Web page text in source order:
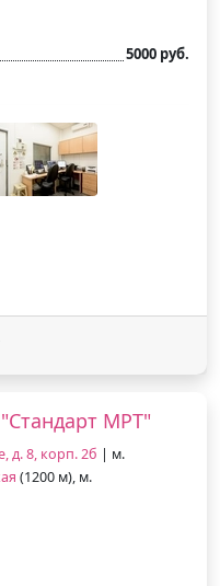
5000 руб.
МРТ"
д. 8, корп. 2б | м.
(1200 м), м.